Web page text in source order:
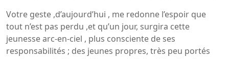
Votre geste ,d’aujourd’hui , me redonne l’espoir que
tout n’est pas perdu ,et qu’un jour, surgira cette
jeunesse arc-en-ciel , plus consciente de ses
responsabilités ; des jeunes propres, très peu portés